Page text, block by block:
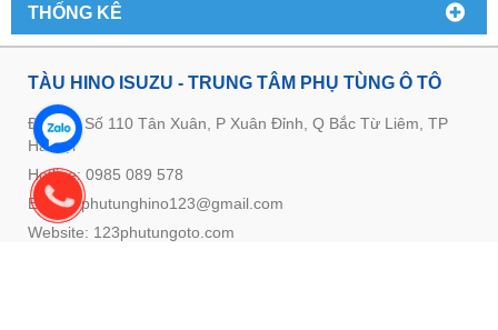
THỐNG KÊ
TÀU HINO ISUZU - TRUNG TÂM PHỤ TÙNG Ô TÔ
Địa chỉ: Số 110 Tân Xuân, P Xuân Đỉnh, Q Bắc Từ Liêm, TP
Hà Nội
Hotline: 0985 089 578
E-mail: phutunghino123@gmail.com
Website: 123phutungoto.com